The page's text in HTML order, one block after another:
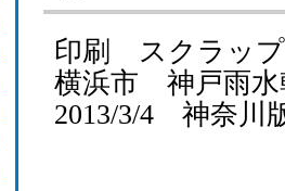
印刷 スクラッ
横浜市 神戸雨水
2013/3/4 神奈川